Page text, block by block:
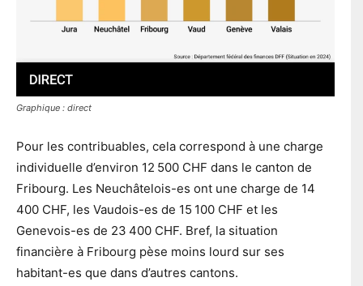
Graphique : direct
Pour les contribuables, cela correspond à une charge
individuelle d’environ 12 500 CHF dans le canton de
Fribourg. Les Neuchâtelois-es ont une charge de 14
400 CHF, les Vaudois-es de 15 100 CHF et les
Genevois-es de 23 400 CHF. Bref, la situation
financière à Fribourg pèse moins lourd sur ses
habitant-es que dans d’autres cantons.